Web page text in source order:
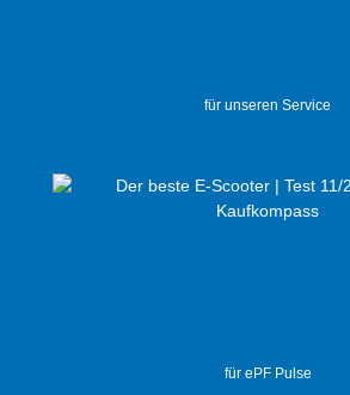
für unseren Service
für ePF Pulse